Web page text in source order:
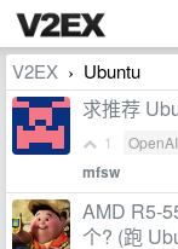
V2EX › Ubuntu
求推荐
1 OpenAI
mfsw
AMD R5-
个? (跑